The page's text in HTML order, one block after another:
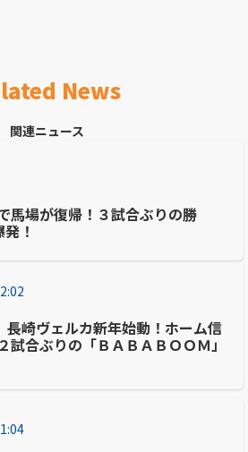
News
関連ニュース
馬場が復帰！３試合ぶりの勝
！
長崎ヴェルカ新年始動！ホーム信
試合ぶりの「ＢＡＢＡＢＯＯＭ」